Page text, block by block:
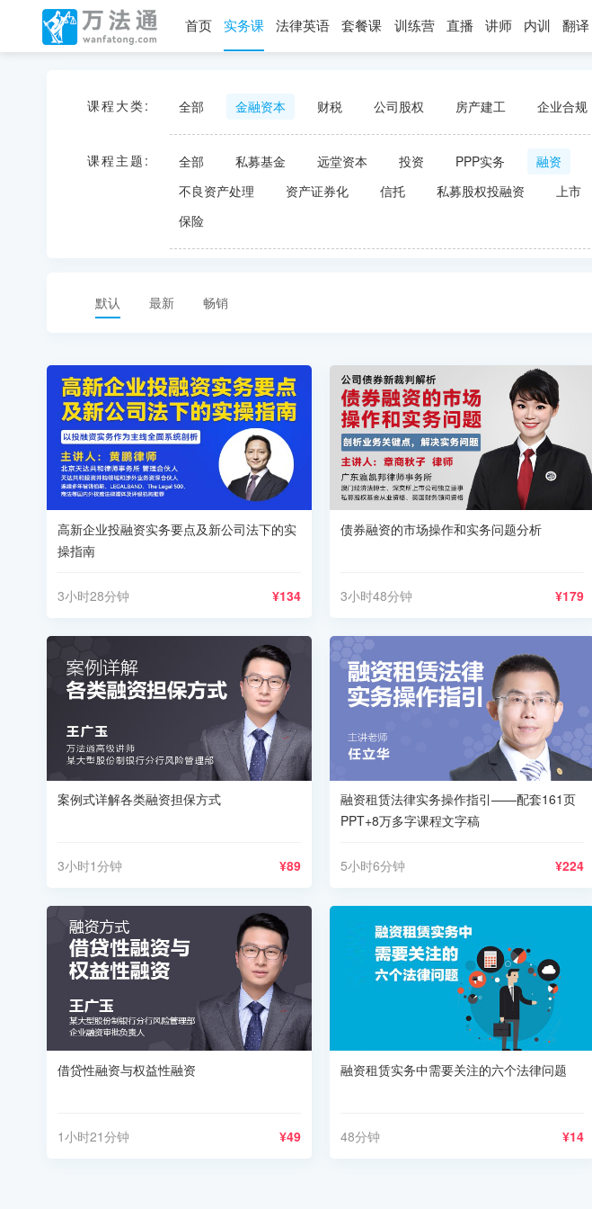
首页 实务课 法律英语 套餐课 训练营 直播 讲师 内训 翻译
课程大类: 全部 金融资本 财税 公司股权 房产建工 企业合规
课程主题: 全部 私募基金 远堂资本 投资 PPP实务 融资
不良资产处理
资产证券化 信托 私募股权投融资 上市
保险
默认 最新 畅销
高新企业投融资实务要点及新公司法下的实
操指南
3小时28分钟 ¥134
债券融资的市场操作和实务问题分析
3小时48分钟 ¥179
案例式详解各类融资担保方式
3小时1分钟 ¥89
融资租赁法律实务操作指引——配套161页
PPT+8万多字课程文字稿
5小时6分钟 ¥224
借贷性融资与权益性融资
1小时21分钟 ¥49
融资租赁实务中需要关注的六个法律问题
48分钟 ¥14